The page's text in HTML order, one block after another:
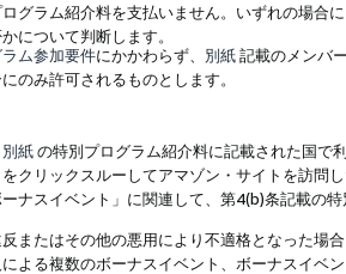
グラム紹介料を支払いません。いずれの場合
について判断します。
ム参加要件にかかわらず、 別紙記載のメンバ
のみ許可されるものとします。
別紙の特別プログラム紹介料に記載された国で
クリックスルーしてアマゾン・サイトを訪問
ナスイベント」に関連して、第4(b)条記載の
またはその他の悪用により不適格となった場
よる複数のボーナスイベント、ボーナスイベ